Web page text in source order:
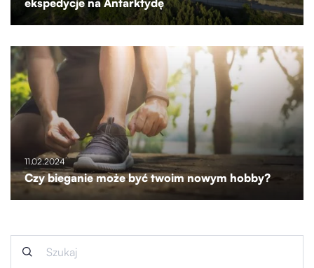
11.02.2024
Czy bieganie może być twoim nowym hobby?